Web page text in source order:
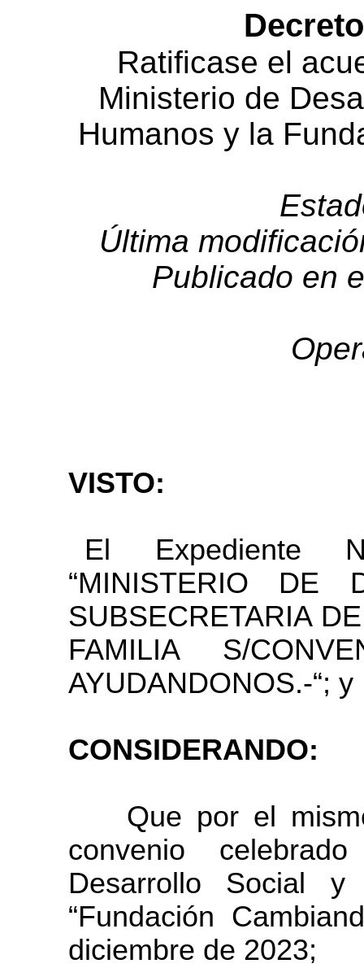
Ratificase el
Ministerio de
Humanos y la
Última
Publicado en
VISTO:
El Expediente
“MINISTERIO DE
SUBSECRETARIA
FAMILIA S/
AYUDANDONOS.-“; y
CONSIDERANDO:
Que por el mismo
convenio
Desarrollo Social
“Fundación
diciembre de 2023;